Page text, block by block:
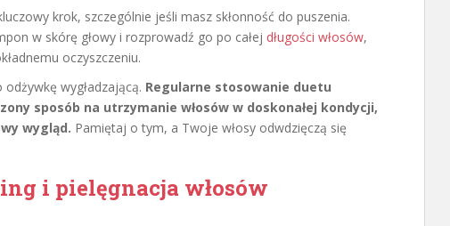
krok, szczególnie jeśli masz skłonność do puszenia.
w skórę głowy i rozprowadź go po całej długości włosów,
oczyszczeniu.
wygładzającą. Regularne stosowanie duetu
sposób na utrzymanie włosów w doskonałej kondycji,
wygląd. Pamiętaj o tym, a Twoje włosy odwdzięczą się
i pielęgnacja włosów